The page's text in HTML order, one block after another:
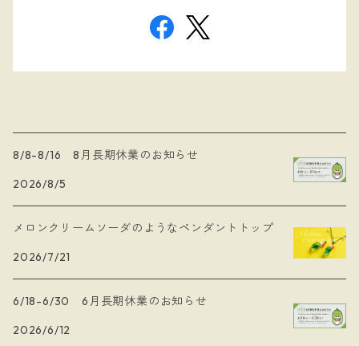
8/8-8/16 8月長期休業のお知らせ
2026/8/5
メロンクリームソーダのようなペンダントトップ
2026/7/21
6/18-6/30 6月長期休業のお知らせ
2026/6/12